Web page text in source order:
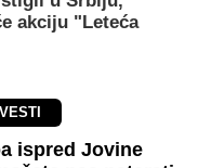
akciju "Leteća
ispred Jovine